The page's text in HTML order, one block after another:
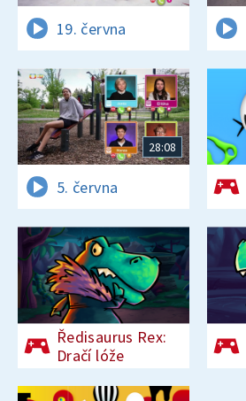
19. června
28:08
5. června
Ředisaurus Rex:
Dračí lóže